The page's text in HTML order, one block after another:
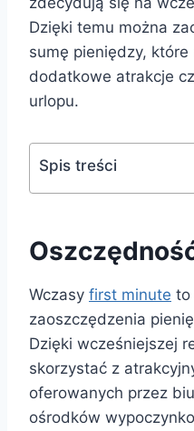
Dzięki temu można
sumę pieniędzy,
dodatkowe atrakcje
urlopu.
Spis treści
Wczasy first minute to
zaoszczędzenia
Dzięki wcześniejszej
skorzystać z
oferowanych przez
ośrodków